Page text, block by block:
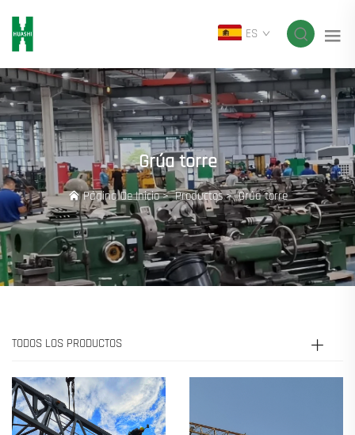
ES
Grúa torre
Página De Inicio>Productos>Grúa torre
TODOS LOS PRODUCTOS